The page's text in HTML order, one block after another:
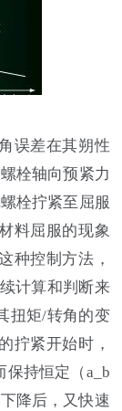
误差在其朔性
栓轴向预紧力
栓拧紧至屈服
料屈服的现象
种控制方法，
计算和判断来
扭矩/转角的变
拧紧开始时，
保持恒定（a_b
降后，又快速